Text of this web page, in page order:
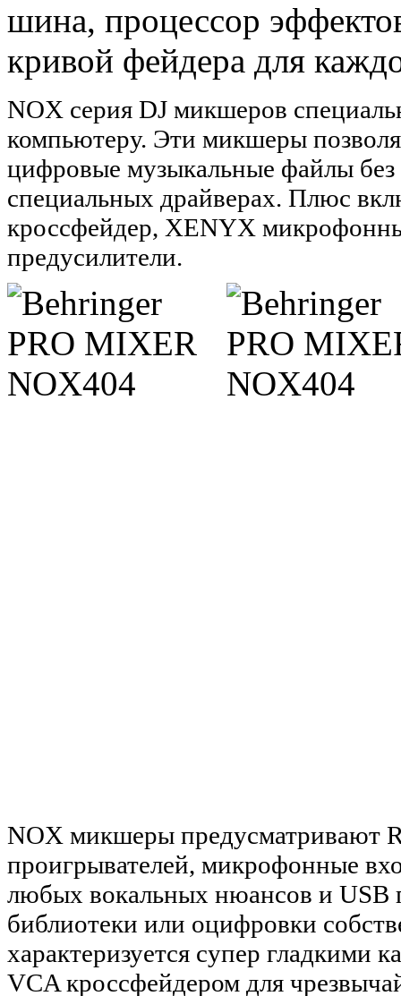
шина, процессор
кривой фейдера для
NOX серия DJ микшеров
компьютеру. Эти микшеры
цифровые музыкальные файлы
специальных драйверах. Плюс
кроссфейдер, XENYX
предусилители.
NOX микшеры предусматривают
проигрывателей, микрофонные
любых вокальных нюансов и USB
библиотеки или оцифровки
характеризуется супер
VCA кроссфейдером для